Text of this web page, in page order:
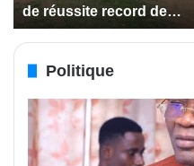
célébrés à la Journée de
l’Excellence du Lycée
Politique